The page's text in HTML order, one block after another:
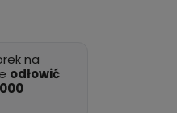
na
odłowić